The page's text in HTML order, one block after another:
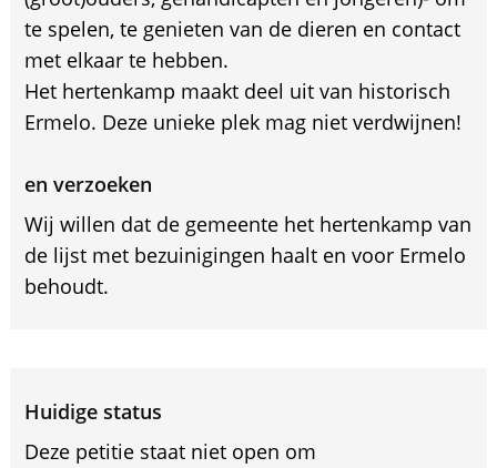
te spelen, te genieten van de dieren en contact
met elkaar te hebben.
Het hertenkamp maakt deel uit van historisch
Ermelo. Deze unieke plek mag niet verdwijnen!
en verzoeken
Wij willen dat de gemeente het hertenkamp van
de lijst met bezuinigingen haalt en voor Ermelo
behoudt.
Huidige status
Deze petitie staat niet open om